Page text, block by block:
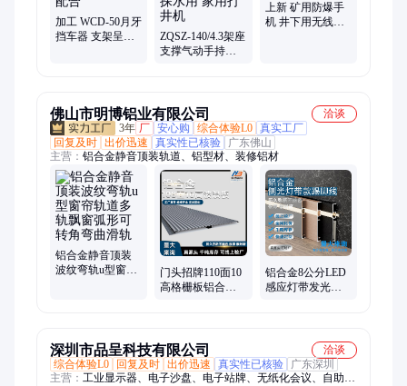
加工 WCD-50月牙
挡车器 支架呈弧
ZQSZ-140/4.3架座
支撑气动手持式
上新 矿用防爆手
机 井下用无线电
佛山市明博铝业有限公司
洽谈
3年 厂 安心购 综合体验L0 真实工厂
回复及时 出价迅速 真实性已核验
广东佛山
主营： 铝合金静音顶装轨道、铝型材、装修铝材
铝合金静音顶装
波纹弯轨u型窗帘
门头招牌110面10
高格栅板铝合金
铝合金8公分LED
感应灯带发光踢
深圳市品呈科技有限公司
洽谈
综合体验L0
回复及时 出价迅速 真实性已核验
广东深圳
主营： 工业显示器、电子沙盘、电子站牌、无纸化会议、自助终